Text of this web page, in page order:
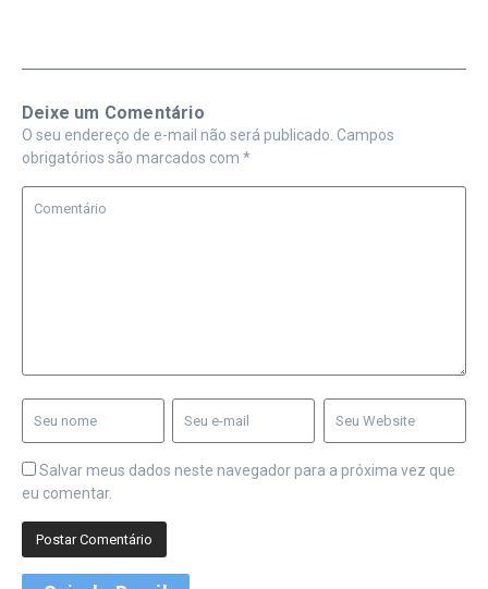
Deixe um Comentário
O seu endereço de e-mail não será publicado. Campos
obrigatórios são marcados com *
Salvar meus dados neste navegador para a próxima vez que
eu comentar.